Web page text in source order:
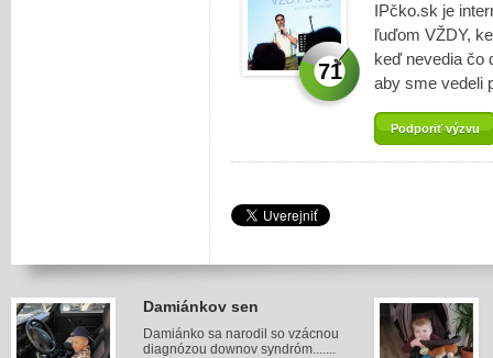
71
IPčko.sk je
ľuďom VŽDY,
keď nevedia čo
aby sme vedeli
Podporiť výzvu
Damiánkov sen
Damiánko sa narodil so vzácnou
diagnózou downov syndróm.......